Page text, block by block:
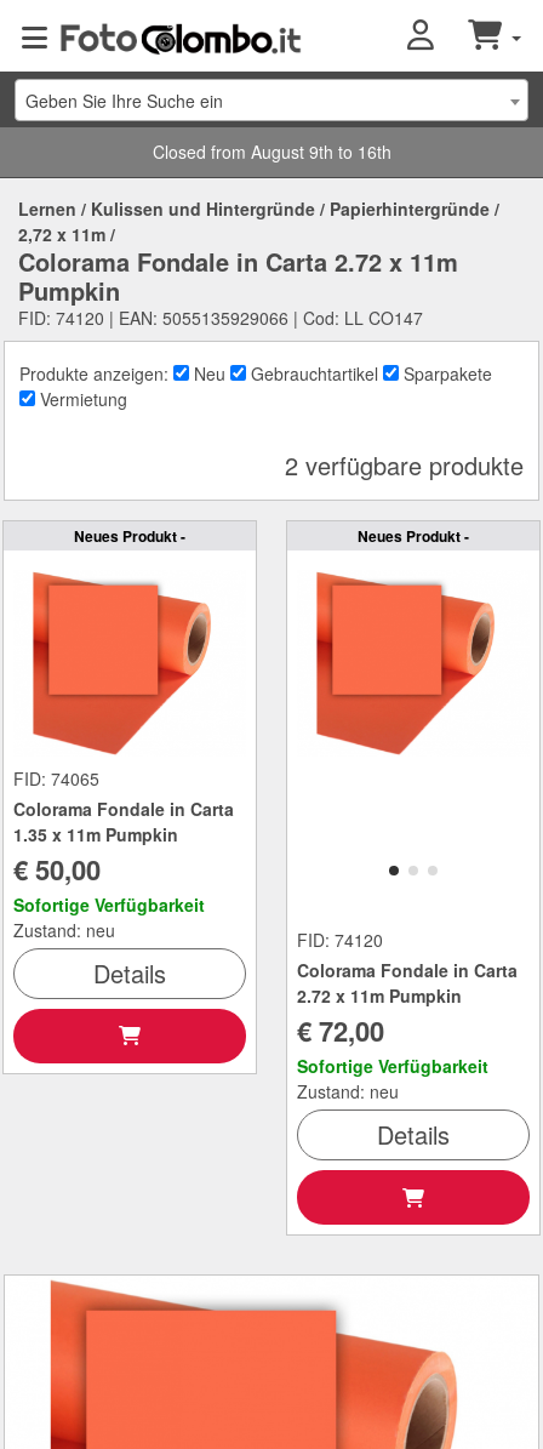
Geben Sie Ihre Suche ein
Closed from August 9th to 16th
Lernen / Kulissen und Hintergründe / Papierhintergründe /
2,72 x 11m /
Colorama Fondale in Carta 2.72 x 11m
Pumpkin
FID: 74120 | EAN: 5055135929066 | Cod: LL CO147
Produkte anzeigen: Neu Gebrauchtartikel
Sparpakete
Vermietung
2 verfügbare produkte
Neues Produkt -
FID: 74065
Colorama Fondale in Carta
1.35 x 11m Pumpkin
€ 50,00
Sofortige Verfügbarkeit
Zustand: neu
Details
Neues Produkt -
FID: 74120
Colorama Fondale in Carta
2.72 x 11m Pumpkin
€ 72,00
Sofortige Verfügbarkeit
Zustand: neu
Details